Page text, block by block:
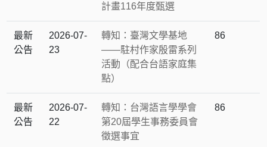
計畫116年度甄選
最新
公告
2026-07-
23
轉知：臺灣文學基地
——駐村作家殷雷系列
活動（配合台語家庭集
點）
86
最新
公告
2026-07-
22
轉知：台灣語言學學會
第20屆學生事務委員會
徵選事宜
86